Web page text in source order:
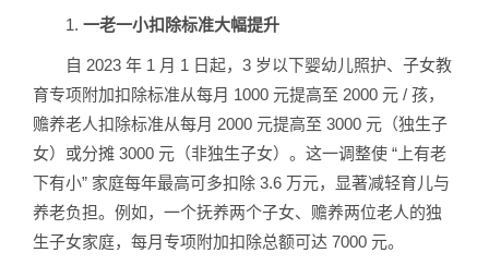
1. 一老一小扣除标准大幅提升
自 2023 年 1 月 1 日起，3 岁以下婴幼儿照护、子女教
育专项附加扣除标准从每月 1000 元提高至 2000 元 / 孩，
赡养老人扣除标准从每月 2000 元提高至 3000 元（独生子
女）或分摊 3000 元（非独生子女）。这一调整使 “上有老
下有小” 家庭每年最高可多扣除 3.6 万元，显著减轻育儿与
养老负担。例如，一个抚养两个子女、赡养两位老人的独
生子女家庭，每月专项附加扣除总额可达 7000 元。